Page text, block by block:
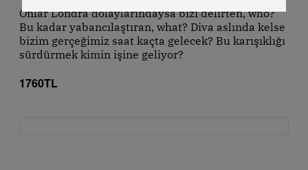
Onlar Londra dolaylarındaysa bizi delirten, who?
Bu kadar yabancılaştıran, what? Diva aslında kelse
bizim gerçeğimiz saat kaçta gelecek? Bu karışıklığı
sürdürmek kimin işine geliyor?
1760TL